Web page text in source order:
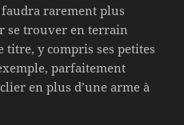
rarement plus
se trouver en terrain
y compris ses petites
parfaitement
en plus d’une arme à